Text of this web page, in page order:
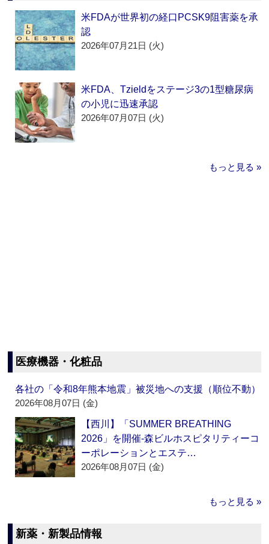
米FDAが世界初の経口PCSK9阻害薬を承
認
2026年07月21日 (火)
米FDA、Tzieldをステージ3の1型糖尿病
の小児に迅速承認
2026年07月07日 (火)
もっと見る »
医療機器・化粧品
各社の「令和8年熊本地震」被災地への支援（順位不動）
2026年08月07日 (金)
【西川】「SUMMER BREATHING
2026」を開催‐森ビルホスピタリティーコ
ーポレーションとエステ…
2026年08月07日 (金)
もっと見る »
新薬・新製品情報